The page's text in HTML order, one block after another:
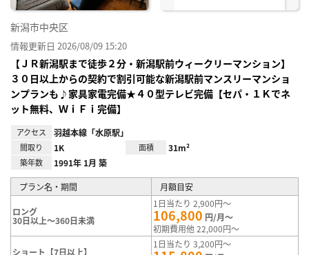
新潟市中央区
情報更新日 2026/08/09 15:20
【ＪＲ新潟駅まで徒歩２分・新潟駅前ウィークリーマンション】
３０日以上からの契約で割引可能な新潟駅前マンスリーマンショ
ンプランも♪家具家電完備★４０型テレビ完備【セパ・１Ｋでネ
ット無料、ＷｉＦｉ完備】
アクセス 羽越本線「水原駅」
間取り 1K 面積 31m²
築年数 1991年 1月 築
プラン名・期間 月額目安
ロング
30日以上～360日未満
1日当たり 2,900円～
106,800 円/月～
初期費用他 22,000円～
ショート【7日以上】
1日当たり 3,200円～